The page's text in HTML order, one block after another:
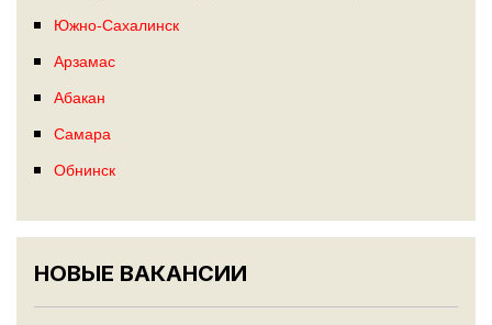
Южно-Сахалинск
Арзамас
Абакан
Самара
Обнинск
НОВЫЕ ВАКАНСИИ